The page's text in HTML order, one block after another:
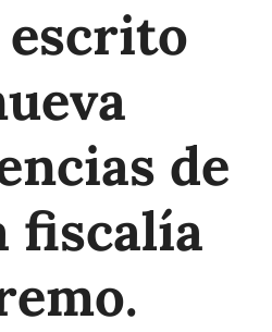
escrito
de
fiscalía